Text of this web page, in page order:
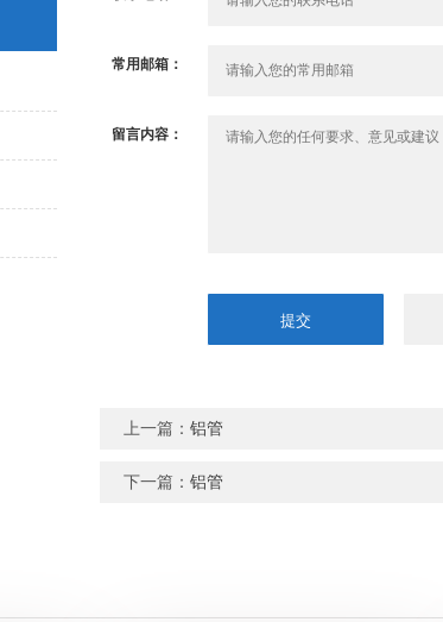
常用邮箱：
留言内容：
上一篇： 铝管
下一篇： 铝管